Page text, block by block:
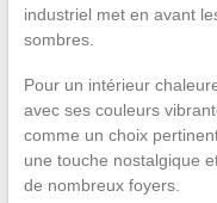
industriel met en avant
sombres.
Pour un intérieur
avec ses couleurs
comme un choix
une touche nostalgique
de nombreux foyers.